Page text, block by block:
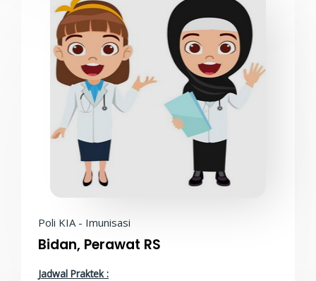
Poli KIA - Imunisasi
Bidan, Perawat RS
Jadwal Praktek :